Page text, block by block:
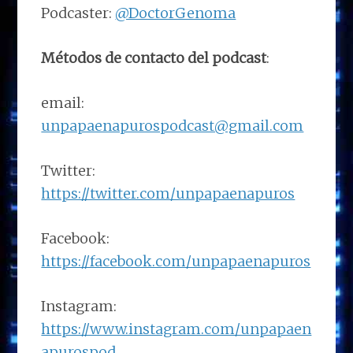
Podcaster: @DoctorGenoma
Métodos de contacto del podcast:
email:
unpapaenapurospodcast@gmail.com
Twitter:
https://twitter.com/unpapaenapuros
Facebook:
https://facebook.com/unpapaenapuros
Instagram:
https://www.instagram.com/unpapaen